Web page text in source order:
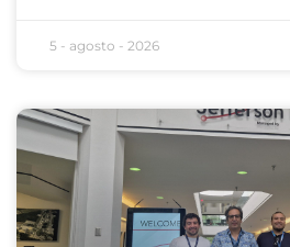
5 - agosto - 2026